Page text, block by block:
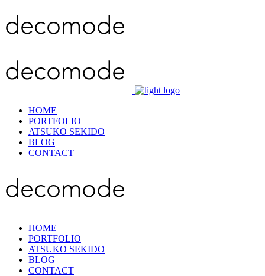
HOME
PORTFOLIO
ATSUKO SEKIDO
BLOG
CONTACT
HOME
PORTFOLIO
ATSUKO SEKIDO
BLOG
CONTACT